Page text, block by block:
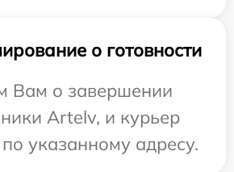
о готовности
Вам о завершении
Artelv, и курьер
указанному адресу.